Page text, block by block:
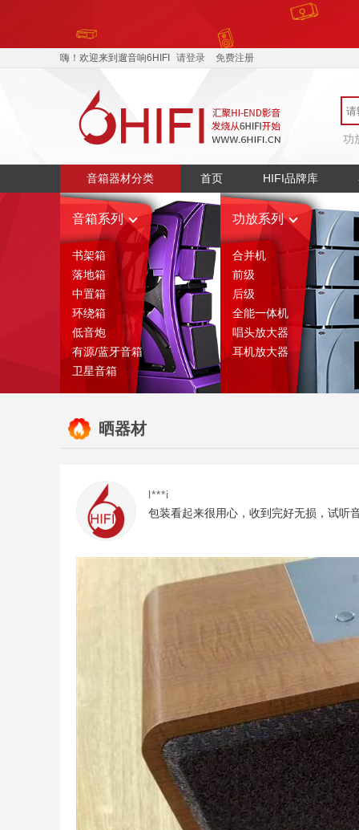
嗨！欢迎来到遛音响6HIFI 请登录 免费注册
功
音箱器材分类 首页 HIFI品牌库
音箱系列
书架箱
落地箱
中置箱
环绕箱
低音炮
有源/蓝牙音箱
卫星音箱
功放系列
合并机
前级
后级
全能一体机
唱头放大器
耳机放大器
晒器材
l***i
包装看起来很用心，收到完好无损，试听